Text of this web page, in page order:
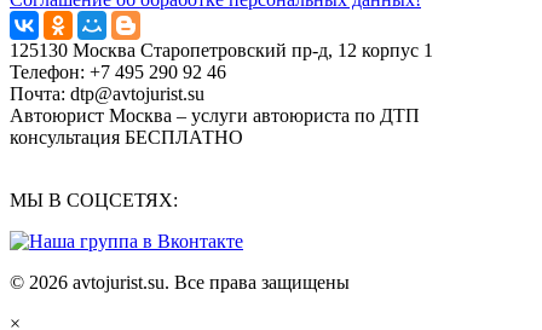
125130 Москва Старопетровский пр-д, 12 корпус 1
Телефон: +7 495 290 92 46
Почта: dtp@avtojurist.su
Автоюрист Москва – услуги автоюриста по ДТП
консультация БЕСПЛАТНО
МЫ В СОЦСЕТЯХ:
© 2026 avtojurist.su. Все права защищены
×